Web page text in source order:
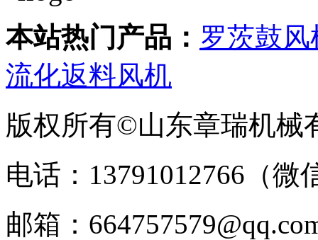
本站热门产品： 罗茨鼓风
流化返料风机
版权所有©山东章瑞机械
电话：13791012766（
邮箱：